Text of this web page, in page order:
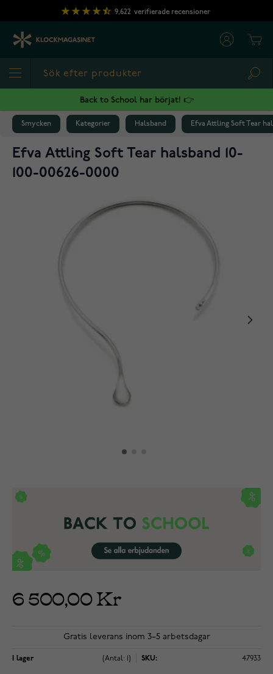
Hoppa till innehållet
9,622 verifierade recensioner
Back to School har börjat! 👉
Smycken Kategorier Halsband Efva Attling Soft Tear
Efva Attling Soft Tear halsband 10-
100-00626-0000
6 500,00 Kr
Gratis leverans inom 3–5 arbetsdagar
I lager (Antal: 1) SKU: 47933